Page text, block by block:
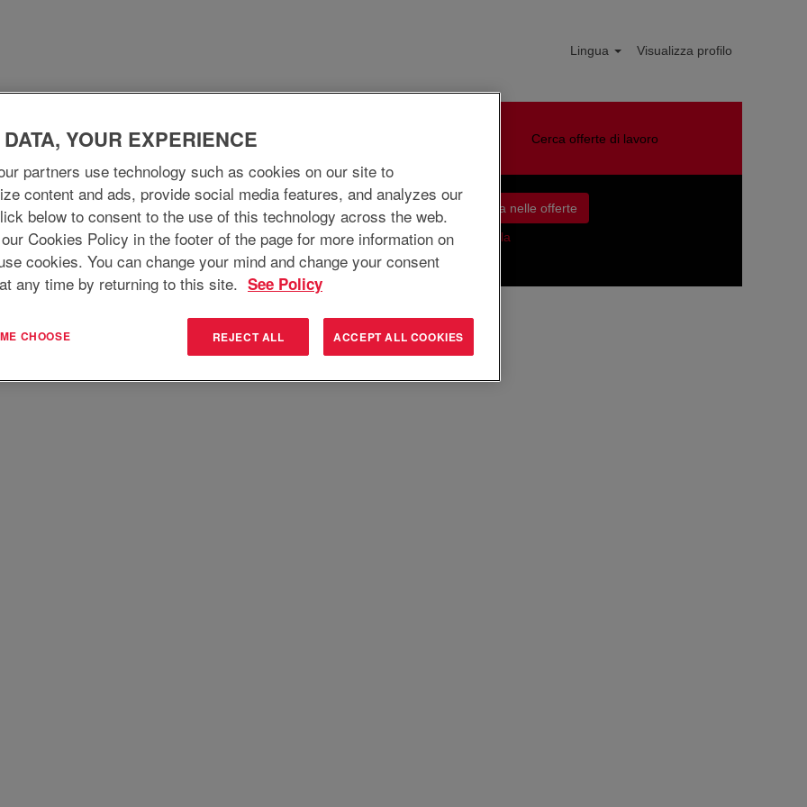
Lingua Visualizza profilo
Perché lavorare in EnerSys Cerca offerte di lavoro
"".
Cerca per località
Cancella
YOUR EXPERIENCE
partners use technology such as cookies on our site to
content and ads, provide social media features, and analyzes our
below to consent to the use of this technology across the web.
Cookies Policy in the footer of the page for more information on
cookies. You can change your mind and change your consent
any time by returning to this site. See Policy
CHOOSE REJECT ALL ACCEPT ALL COOKIES